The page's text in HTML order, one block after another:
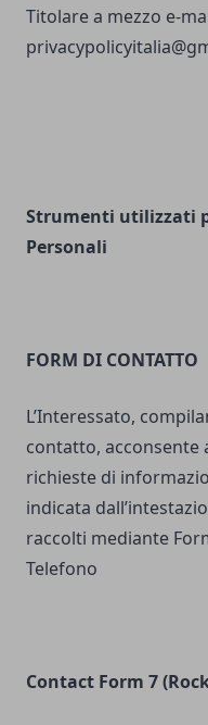
Titolare a mezzo e-
Strumenti utilizzati
Personali
FORM DI CONTATTO
L’Interessato,
contatto, acconsente
richieste di
indicata
raccolti mediante
Telefono
Contact Form 7